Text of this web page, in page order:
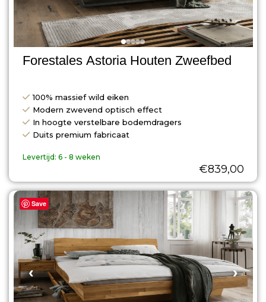
Forestales Astoria Houten Zweefbed
100% massief wild eiken
Modern zwevend optisch effect
In hoogte verstelbare bodemdragers
Duits premium fabricaat
€839,00
Levertijd: 6 - 8 weken
Save
‹ ›